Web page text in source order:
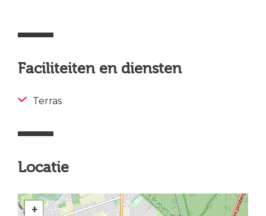
Faciliteiten en diensten
Terras
Locatie
+